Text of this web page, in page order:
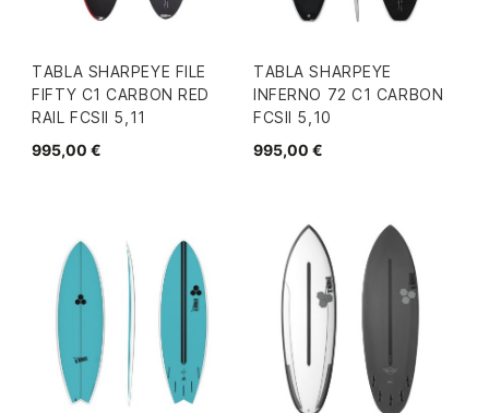
TABLA SHARPEYE FILE
FIFTY C1 CARBON RED
RAIL FCSII 5,11
995,00 €
TABLA SHARPEYE
INFERNO 72 C1 CARBON
FCSII 5,10
995,00 €